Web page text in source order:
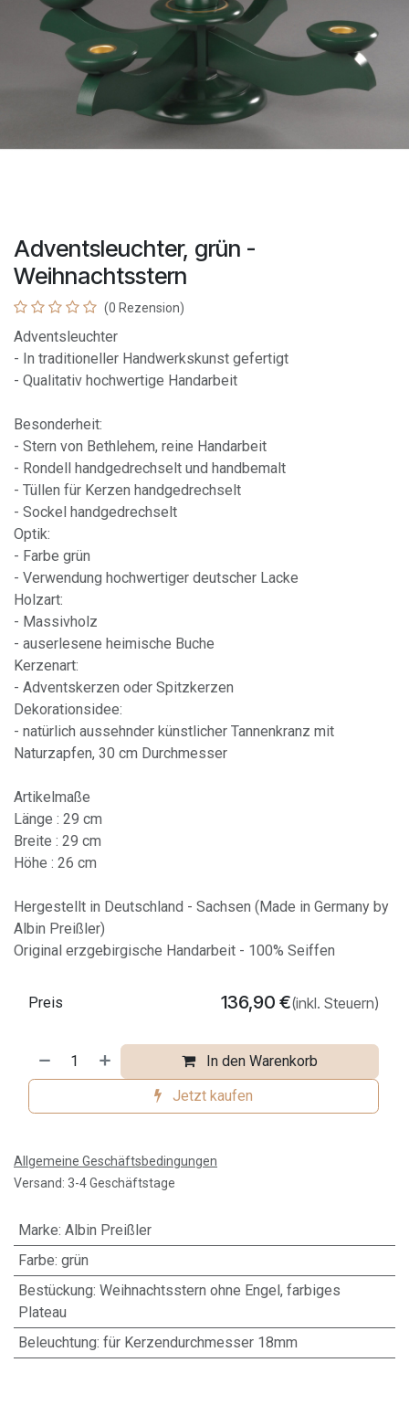
Adventsleuchter, grün -
Weihnachtsstern
(0 Rezension)
Adventsleuchter
- In traditioneller Handwerkskunst gefertigt
- Qualitativ hochwertige Handarbeit
Besonderheit:
- Stern von Bethlehem, reine Handarbeit
- Rondell handgedrechselt und handbemalt
- Tüllen für Kerzen handgedrechselt
- Sockel handgedrechselt
Optik:
- Farbe grün
- Verwendung hochwertiger deutscher Lacke
Holzart:
- Massivholz
- auserlesene heimische Buche
Kerzenart:
- Adventskerzen oder Spitzkerzen
Dekorationsidee:
- natürlich aussehnder künstlicher Tannenkranz mit
Naturzapfen, 30 cm Durchmesser
Artikelmaße
Länge : 29 cm
Breite : 29 cm
Höhe : 26 cm
Hergestellt in Deutschland - Sachsen (Made in Germany by
Albin Preißler)
Original erzgebirgische Handarbeit - 100% Seiffen
In den Warenkorb
Jetzt kaufen
Preis 136,90 €(inkl. Steuern)
Allgemeine Geschäftsbedingungen
Versand: 3-4 Geschäftstage
Marke: Albin Preißler
Farbe: grün
Bestückung: Weihnachtsstern ohne Engel, farbiges
Plateau
Beleuchtung: für Kerzendurchmesser 18mm